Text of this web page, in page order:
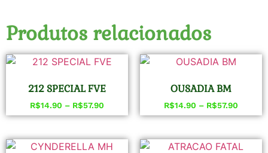
Produtos relacionados
212 SPECIAL FVE
R$14.90 – R$57.90
OUSADIA BM
R$14.90 – R$57.90